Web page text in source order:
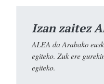
Izan zaitez
ALEA da Arabako
egiteko. Zuk ere
egiteko.